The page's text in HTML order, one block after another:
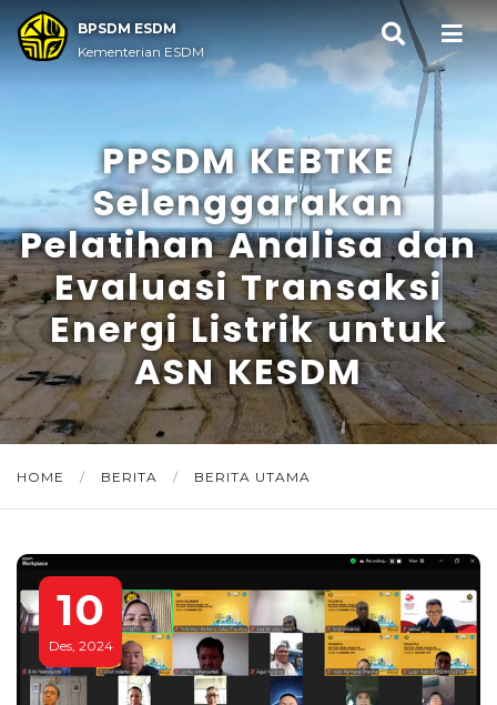
BPSDM ESDM
Kementerian ESDM
PPSDM KEBTKE
Selenggarakan
Pelatihan Analisa dan
Evaluasi Transaksi
Energi Listrik untuk
ASN KESDM
HOME / BERITA / BERITA UTAMA
10
Des, 2024